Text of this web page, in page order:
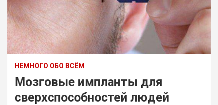
НЕМНОГО ОБО ВСЁМ
Мозговые импланты для
сверхспособностей людей